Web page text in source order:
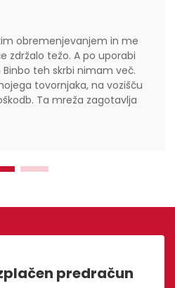
obremenjevanjem in me
zdržalo težo. A po uporabi
teh skrbi nimam več.
tovornjaka, na vozišču
Ta mreža zagotavlja
predračun